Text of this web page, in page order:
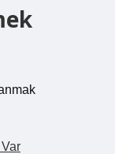
Var